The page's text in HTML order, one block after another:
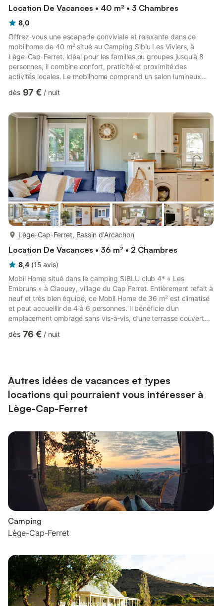
Location De Vacances • 40 m² • 3 Chambres
8,0
Offrez-vous une escapade conviviale et relaxante dans ce
mobilhome de 40 m² situé au Camping Siblu Les Viviers, à
Lège-Cap-Ferret. Idéal pour les familles ou groupes jusqu’à 8
personnes, il combine confort, praticité et proximité des
activités locales. Le mobilhome comprend un salon lumineux
équipée, 3 chambres, ainsi que 2 salles de bains et des toilettes
nuits agréables même lors des journées chaudes, et une
terrasse couverte privée vous permet de profiter pleinement ...
dès 97 € / nuit
Lège-Cap-Ferret, Bassin d'Arcachon
Location De Vacances • 36 m² • 2 Chambres
8,4 (15 avis)
Mobil Home situé dans le camping SIBLU club 4* « Les
Embruns » à Claouey, village du Cap Ferret. Entièrement refait à
neuf et très bien équipé, ce Mobil Home de 36 m² est climatisé
et peut accueillir de 4 à 6 personnes. Il bénéficie d’un
emplacement ombragé sans vis-à-vis, d’une terrasse couverte
comprend 2 chambres séparées : une suite parentale avec lit
disposi...
dès 76 € / nuit
Autres idées de vacances et types
locations qui pourraient vous intéresser à
Lège-Cap-Ferret
Camping
Lège-Cap-Ferret